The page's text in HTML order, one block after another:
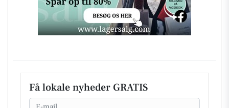
Få lokale nyheder GRATIS
Email